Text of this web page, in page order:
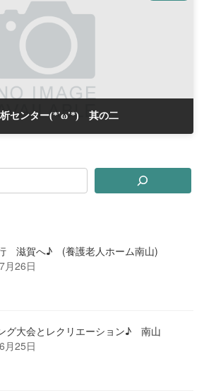
センター(*'ω'*) 其の二
滋賀へ♪ (養護老人ホーム南山)
月26日
グ大会とレクリエーション♪ 南山
月25日